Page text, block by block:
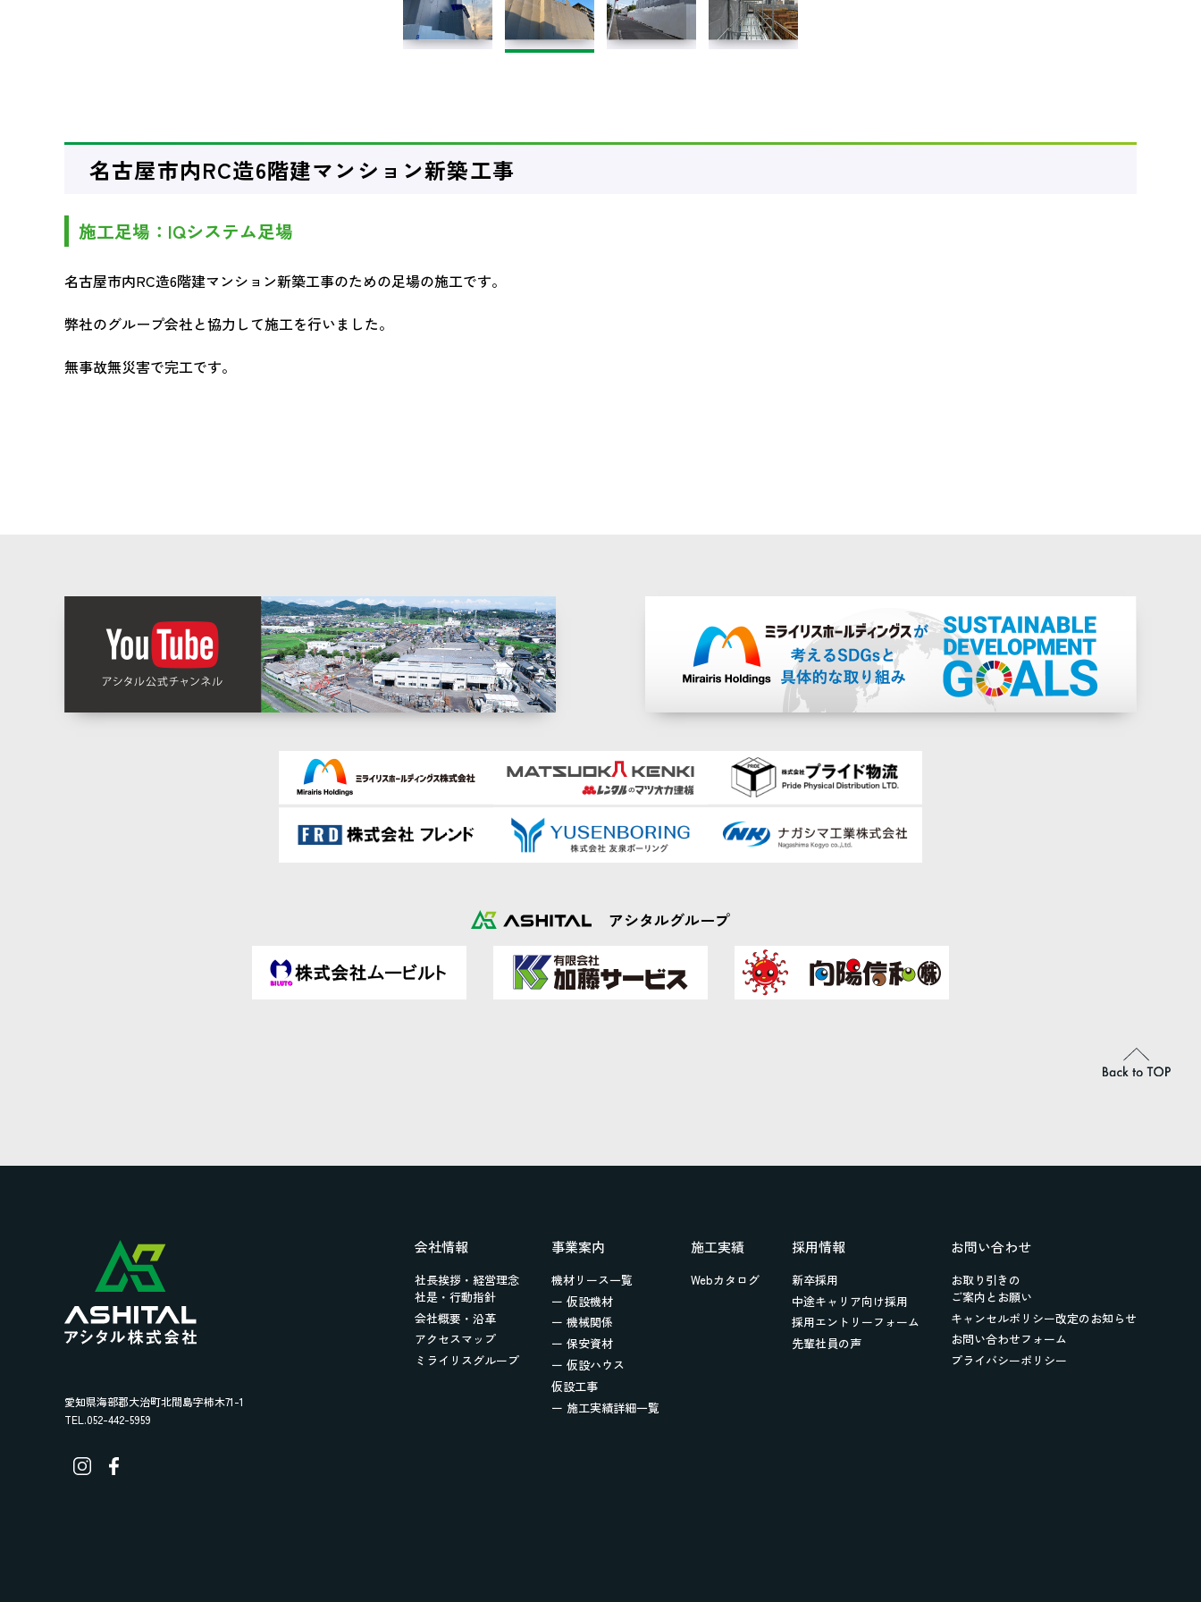
名古屋市内RC造6階建マンション新築工事
施工足場：IQシステム足場
名古屋市内RC造6階建マンション新築工事のための足場の施工です。
弊社のグループ会社と協力して施工を行いました。
無事故無災害で完工です。
アシタルグループ
愛知県海部郡大治町北間島字柿木71-1
TEL.052-442-5959
会社情報
社長挨拶・経営理念
社是・行動指針
会社概要・沿革
アクセスマップ
ミライリスグループ
事業案内
機材リース一覧
ー 仮設機材
ー 機械関係
ー 保安資材
ー 仮設ハウス
仮設工事
ー 施工実績詳細一覧
施工実績
Webカタログ
採用情報
新卒採用
中途キャリア向け採用
採用エントリーフォーム
先輩社員の声
お問い合わせ
お取り引きの
ご案内とお願い
キャンセルポリシー改定のお知らせ
お問い合わせフォーム
プライバシーポリシー